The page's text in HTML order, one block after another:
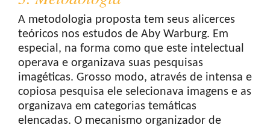
A metodologia proposta tem seus alicerces
teóricos nos estudos de Aby Warburg. Em
especial, na forma como que este intelectual
operava e organizava suas pesquisas
imagéticas. Grosso modo, através de intensa e
copiosa pesquisa ele selecionava imagens e as
organizava em categorias temáticas
elencadas. O mecanismo organizador de